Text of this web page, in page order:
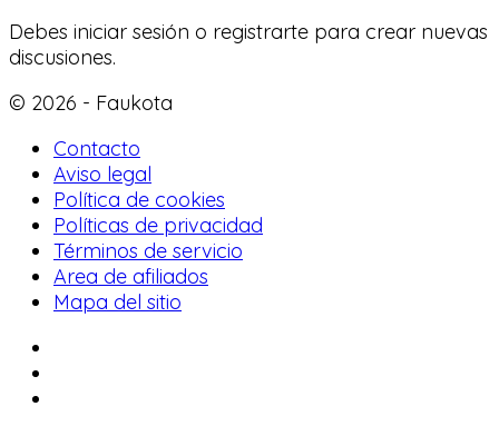
Debes iniciar sesión o registrarte para crear nuevas
discusiones.
© 2026 - Faukota
Contacto
Aviso legal
Política de cookies
Políticas de privacidad
Términos de servicio
Area de afiliados
Mapa del sitio